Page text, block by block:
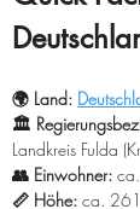
🌍 Land:
🏛️
Landkreis Fulda
👥 Einwohner:
📏 Höhe: ca. 261